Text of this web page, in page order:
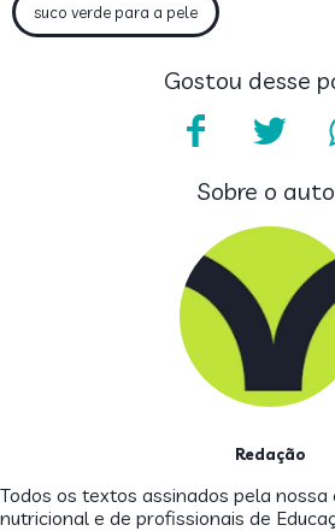
suco verde para a pele
Gostou desse
Sobre o
Redação
Todos os textos assinados pela nossa
nutricional e de profissionais de